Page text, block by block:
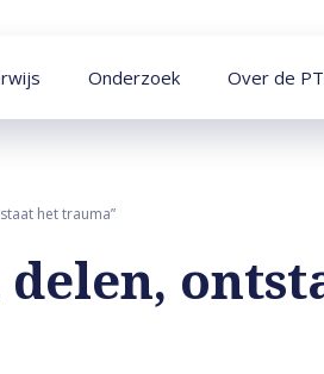
Onderzoek Over de
het trauma”